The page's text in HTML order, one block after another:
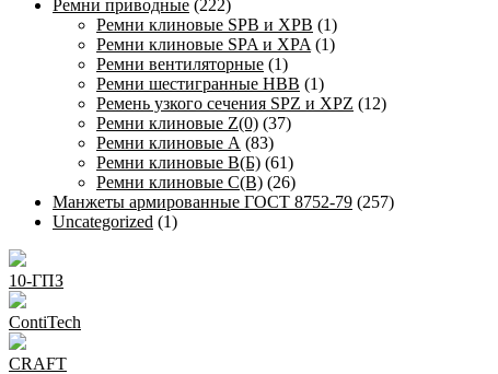
Ремни приводные (222)
Ремни клиновые SPB и XPB (1)
Ремни клиновые SPA и XPA (1)
Ремни вентиляторные (1)
Ремни шестигранные HBB (1)
Ремень узкого сечения SPZ и XPZ (12)
Ремни клиновые Z(0) (37)
Ремни клиновые А (83)
Ремни клиновые В(Б) (61)
Ремни клиновые С(В) (26)
Манжеты армированные ГОСТ 8752-79 (257)
Uncategorized (1)
10-ГПЗ
ContiTech
CRAFT